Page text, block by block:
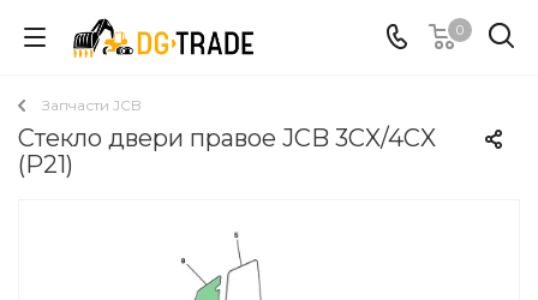
0
Запчасти JCB
Стекло двери правое JCB 3CX/4CX
(Р21)